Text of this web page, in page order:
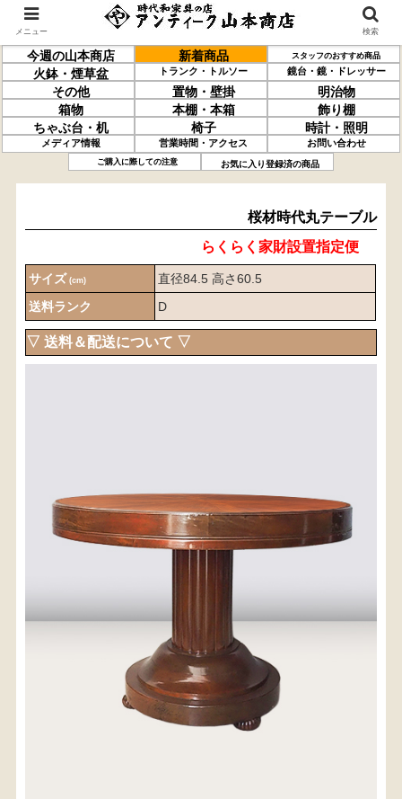
今週の山本商店 新着商品 スタッフのおすすめ商品
火鉢・煙草盆 トランク・トルソー 鏡台・鏡・ドレッサー
その他 置物・壁掛
明治物
箱物
本棚・本箱
飾り棚
ちゃぶ台・机
椅子 時計・照明
メディア情報 営業時間・アクセス お問い合わせ
ご購入に際しての注意 お気に入り登録済の商品
時代丸テーブル
桜材時代丸テーブル
らくらく家財設置指定便
サイズ (cm)
直径84.5 高さ60.5
送料ランク
D
▽ 送料＆配送について ▽
だくと、自動的に送料が加算されます。
・配送についての詳細は、こちら→
【送料を確認する】
お届け先、送料ランクを選択する事で送料が表
お届け先
送料ランク
メニュー 検索